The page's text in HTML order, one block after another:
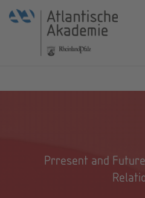
Prresent and